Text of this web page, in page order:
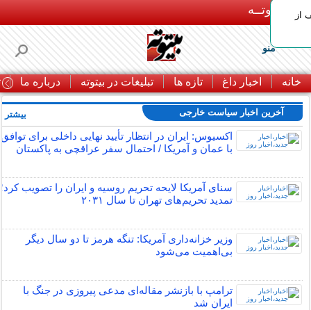
بـیتوتــه
منو
خانه اخبار داغ تازه ها تبلیغات در بیتوته درباره ما
تخفیف از
آخرین اخبار سیاست خارجی
اکسیوس: ایران در انتظار تأیید نهایی داخلی برای توافق
با عمان و آمریکا / احتمال سفر عراقچی به پاکستان
سنای آمریکا لایحه تحریم روسیه و ایران را تصویب کرد؛
تمدید تحریم‌های تهران تا سال ۲۰۳۱
وزیر خزانه‌داری آمریکا: تنگه هرمز تا دو سال دیگر
بی‌اهمیت می‌شود
ترامپ با بازنشر مقاله‌ای مدعی پیروزی در جنگ با
ایران شد
بیشتر